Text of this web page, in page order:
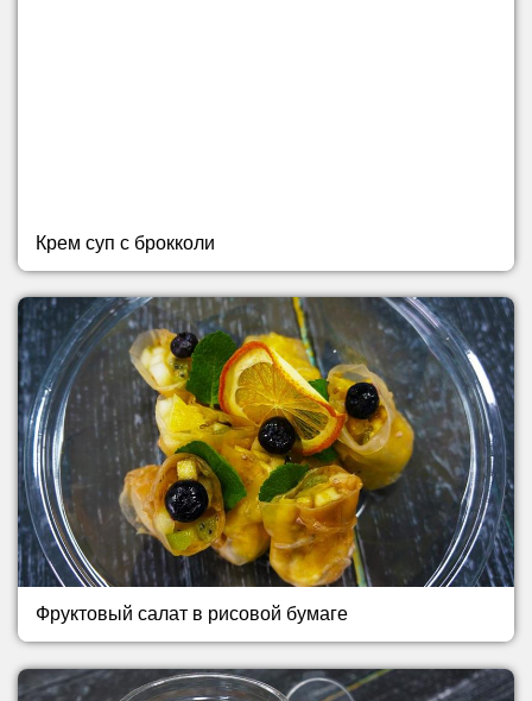
Крем суп с брокколи
Фруктовый салат в рисовой бумаге